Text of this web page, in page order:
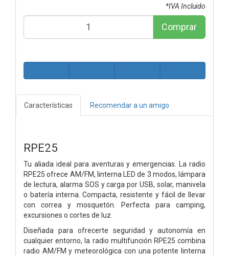
*IVA Incluido
Comprar
Características Recomendar a un amigo
RPE25
Tu aliada ideal para aventuras y emergencias. La radio
RPE25 ofrece AM/FM, linterna LED de 3 modos, lámpara
de lectura, alarma SOS y carga por USB, solar, manivela
o batería interna. Compacta, resistente y fácil de llevar
con correa y mosquetón. Perfecta para camping,
excursiones o cortes de luz.
Diseñada para ofrecerte seguridad y autonomía en
cualquier entorno, la radio multifunción RPE25 combina
radio AM/FM y meteorológica con una potente linterna